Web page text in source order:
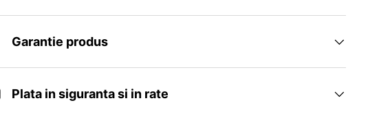
Garantie produs
Plata in siguranta si in rate